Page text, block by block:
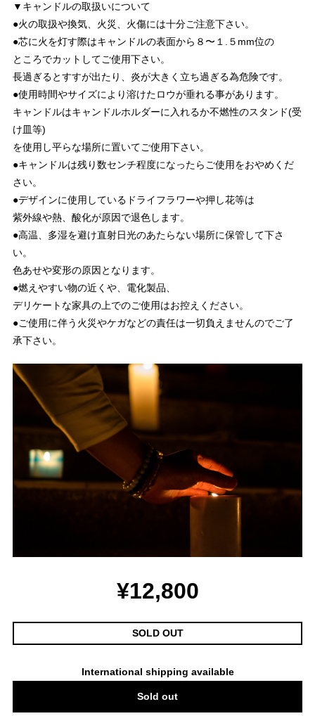
▼キャンドルの取扱いについて
●火の取扱や換気、火災、火傷には十分ご注意下さい。
●芯に火を灯す際はキャンドルの表面から８〜１.５mm位の
ところでカットしてご使用下さい。
長過ぎるとすすが出たり、炎が大きく立ち過ぎる為危険です。
●使用時間やサイズにより溶けたロウが垂れる事があります。
キャンドルはキャンドルホルダーに入れるか不燃性のスタンド(受
け皿等)
を使用し平らな場所に置いてご使用下さい。
●キャンドルは残り数センチ程度になったらご使用をおやめくだ
さい。
●デザインに使用しているドライフラワーや押し花等は
紫外線や熱、酸化が原因で退色します。
●高温、多湿を避け直射日光のあたらない場所に保管して下さ
い。
色あせや変形の原因となります。
●燃えやすい物の近くや、電化製品、
デリケートな家具の上でのご使用はお控えください。
●ご使用に伴う火災やケガなどの責任は一切負えませんのでご了
承下さい。
¥12,800
SOLD OUT
International shipping available
Sold out